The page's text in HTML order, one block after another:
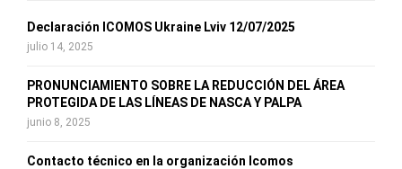
o
r
Declaración ICOMOS Ukraine Lviv 12/07/2025
julio 14, 2025
PRONUNCIAMIENTO SOBRE LA REDUCCIÓN DEL ÁREA
PROTEGIDA DE LAS LÍNEAS DE NASCA Y PALPA
junio 8, 2025
Contacto técnico en la organización Icomos